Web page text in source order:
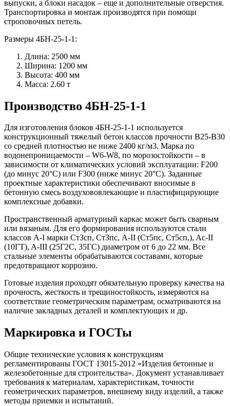
выпуски, а блоки насадок – еще и дополнительные отверстия.
Транспортировка и монтаж производятся при помощи
строповочных петель.
Размеры 4БН-25-1-1:
Длина: 2500 мм
Ширина: 1200 мм
Высота: 400 мм
Масса: 2.60 т
Производство 4БН-25-1-1
Для изготовления блоков 4БН-25-1-1 используется
конструкционный тяжелый бетон классов прочности В25-В30
со средней плотностью не ниже 2400 кг/м3. Марка по
водонепроницаемости – W6-W8, по морозостойкости – в
зависимости от климатических условий эксплуатации: F200
(до минус 20°C) или F300 (ниже минус 20°C). Заданные
проектные характеристики обеспечивают вносимые в
бетонную смесь воздухововлекающие и пластифицирующие
комплексные добавки.
Пространственный арматурный каркас может быть сварным
или вязаным. Для его формирования используются стали
классов A-I марки СтЗсп, СтЗпс, А-II (Ст5пс, Ст5сп,), Ac-II
(10ГТ), A-III (25Г2С, 35ГС) диаметром от 6 до 22 мм. Все
стальные элементы обрабатываются составами, которые
предотвращают коррозию.
Готовые изделия проходят обязательную проверку качества на
прочность, жесткость и трещиностойкость, измеряются на
соответствие геометрическим параметрам, осматриваются на
наличие закладных деталей и комплектующих и др.
Маркировка и ГОСТы
Общие технические условия к конструкциям
регламентированы ГОСТ 13015-2012 «Изделия бетонные и
железобетонные для строительства». Документ устанавливает
требования к материалам, характеристикам, точности
геометрических параметров, внешнему виду изделий, а также
методы приемки и испытаний.